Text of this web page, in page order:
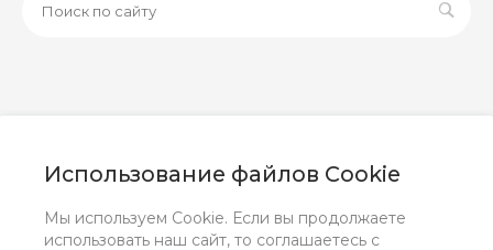
Использование файлов Cookie
Мы используем Cookie. Если вы продолжаете
использовать наш сайт, то соглашаетесь с
информационный характер и ни при каких условиях не
положениями Статьи 437 (2) ГК РФ.